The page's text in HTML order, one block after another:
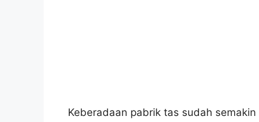
Keberadaan pabrik tas sudah